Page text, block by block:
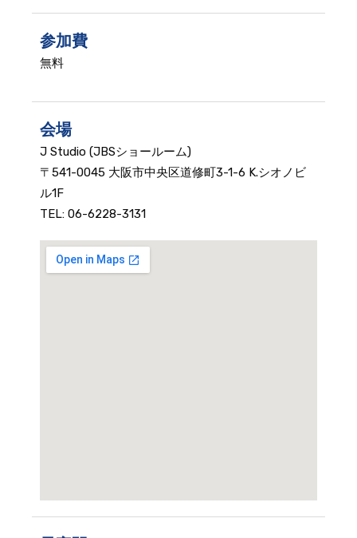
参加費
無料
会場
J Studio (JBSショールーム)
〒541-0045 大阪市中央区道修町3-1-6 K.シオノビ
ル1F
TEL: 06-6228-3131